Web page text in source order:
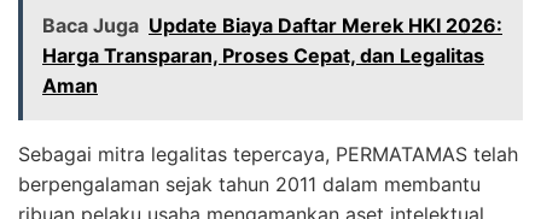
Baca Juga Update Biaya Daftar Merek HKI 2026:
Harga Transparan, Proses Cepat, dan Legalitas
Aman
Sebagai mitra legalitas tepercaya, PERMATAMAS telah
berpengalaman sejak tahun 2011 dalam membantu